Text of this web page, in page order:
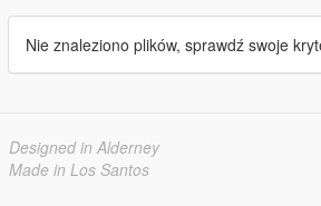
Nie znaleziono plików, sprawdź swoje
Designed in Alderney
Made in Los Santos